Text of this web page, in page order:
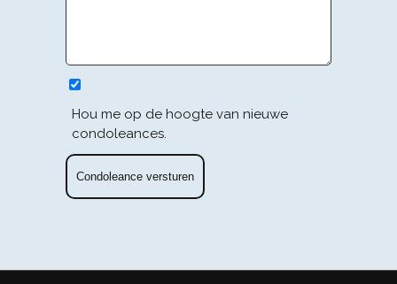
Hou me op de hoogte van nieuwe
condoleances.